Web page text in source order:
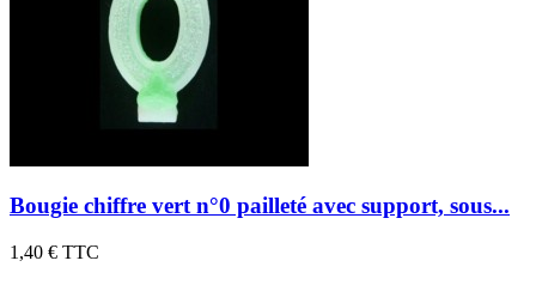
Bougie chiffre vert n°0 pailleté avec support, sous...
1,40 € TTC